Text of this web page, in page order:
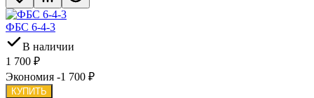
ФБС 6-4-3
В наличии
1 700 ₽
Экономия -1 700 ₽
КУПИТЬ